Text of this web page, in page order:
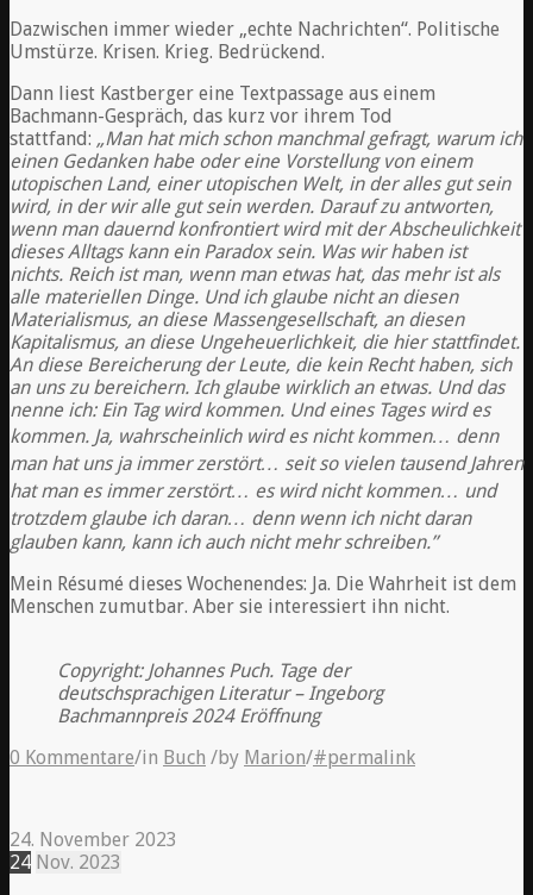
Dazwischen immer wieder „echte Nachrichten“. Politische
Umstürze. Krisen. Krieg. Bedrückend.
Dann liest Kastberger eine Textpassage aus einem
Bachmann-Gespräch, das kurz vor ihrem Tod
stattfand: „Man hat mich schon manchmal gefragt, warum ich
einen Gedanken habe oder eine Vorstellung von einem
utopischen Land, einer utopischen Welt, in der alles gut sein
wird, in der wir alle gut sein werden. Darauf zu antworten,
wenn man dauernd konfrontiert wird mit der Abscheulichkeit
dieses Alltags kann ein Paradox sein. Was wir haben ist
nichts. Reich ist man, wenn man etwas hat, das mehr ist als
alle materiellen Dinge. Und ich glaube nicht an diesen
Materialismus, an diese Massengesellschaft, an diesen
Kapitalismus, an diese Ungeheuerlichkeit, die hier stattfindet.
An diese Bereicherung der Leute, die kein Recht haben, sich
an uns zu bereichern. Ich glaube wirklich an etwas. Und das
nenne ich: Ein Tag wird kommen. Und eines Tages wird es
kommen. Ja, wahrscheinlich wird es nicht kommen… denn
man hat uns ja immer zerstört… seit so vielen tausend Jahren
hat man es immer zerstört… es wird nicht kommen… und
trotzdem glaube ich daran… denn wenn ich nicht daran
glauben kann, kann ich auch nicht mehr schreiben.”
Mein Résumé dieses Wochenendes: Ja. Die Wahrheit ist dem
Menschen zumutbar. Aber sie interessiert ihn nicht.
Copyright: Johannes Puch. Tage der
deutschsprachigen Literatur – Ingeborg
Bachmannpreis 2024 Eröffnung
0 Kommentare/in Buch /by Marion/#permalink
24. November 2023
24 Nov. 2023